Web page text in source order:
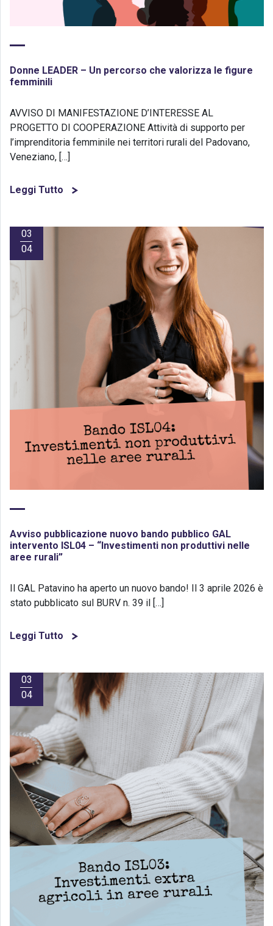
Donne LEADER – Un percorso che valorizza le figure
femminili
AVVISO DI MANIFESTAZIONE D’INTERESSE AL
PROGETTO DI COOPERAZIONE Attività di supporto per
l’imprenditoria femminile nei territori rurali del Padovano,
Veneziano, […]
Leggi Tutto
03
04
Avviso pubblicazione nuovo bando pubblico GAL
intervento ISL04 – “Investimenti non produttivi nelle
aree rurali”
Il GAL Patavino ha aperto un nuovo bando! Il 3 aprile 2026 è
stato pubblicato sul BURV n. 39 il […]
Leggi Tutto
03
04